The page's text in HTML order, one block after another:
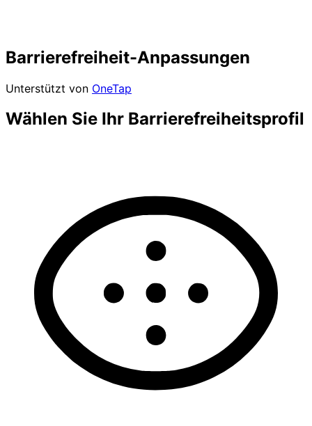
Barrierefreiheit-Anpassungen
Unterstützt von OneTap
Wählen Sie Ihr Barrierefreiheitsprofil